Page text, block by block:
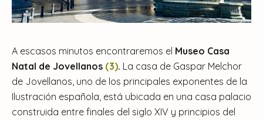
A escasos minutos encontraremos el Museo Casa
Natal de Jovellanos (3). La casa de Gaspar Melchor
de Jovellanos, uno de los principales exponentes de la
Ilustración española, está ubicada en una casa palacio
construida entre finales del siglo XIV y principios del